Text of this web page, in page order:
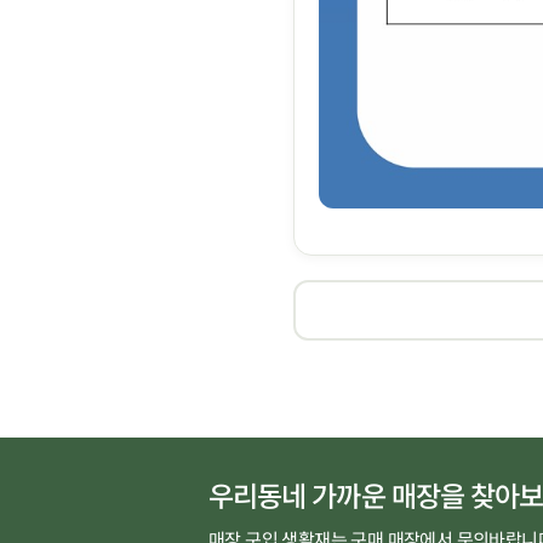
우리동네 가까운 매장을 찾아